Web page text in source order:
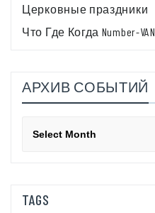
Церковные праздники
Что Где Когда Number-VAN
АРХИВ СОБЫТИЙ
событий
TAGS